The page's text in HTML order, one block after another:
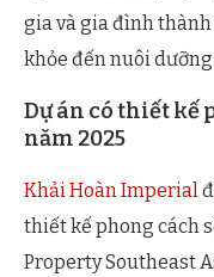
gia và gia đình
khỏe đến nuôi
Dự án có thiết kế
năm 2025
Khải Hoàn Imperial
thiết kế phong cách
Property Southeast